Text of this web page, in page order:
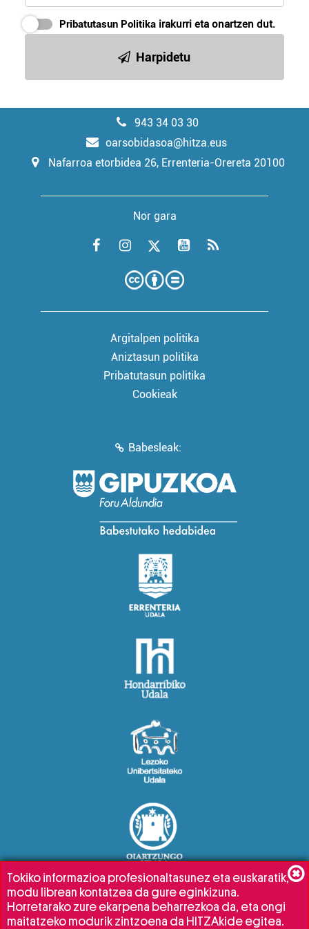
Pribatutasun Politika irakurri eta onartzen dut.
Harpidetu
943 34 03 30
oarsobidasoa@hitza.eus
Nafarroa etorbidea 26, Errenteria-Orereta 20100
Nor gara
Argitalpen politika
Aniztasun politika
Pribatutasun politika
Cookieak
Babesleak:
Tokiko informazioa profesionaltasunez eta euskaratik,
modu librean kontatzea da gure eginkizuna.
Horretarako zure ekarpena beharrezkoa da, eta ongi
maitatzeko modurik zintzoena da HITZAkide egitea.